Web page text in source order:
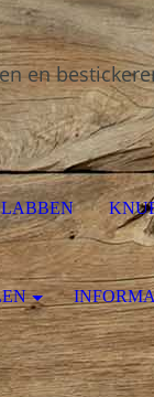
en